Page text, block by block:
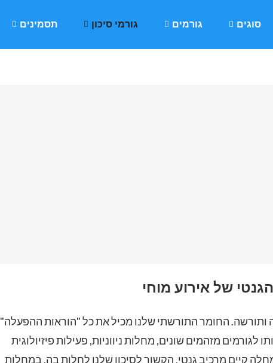
סוגים גורמים גורמי סיכון תסמינים
של אירוע מוחי
החומר התורשתי שלנו מכיל את כל "הוראות ההפעלה"
מזהמים שונים, מחלות ניווניות, פעילות פיזיולוגית
קיים מרכיב גנטי, הקשור לסיכון שלנו לחלות בה. במחלות